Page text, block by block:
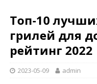
Топ-10
грилей для
рейтинг 2022
2023-05-09 admin